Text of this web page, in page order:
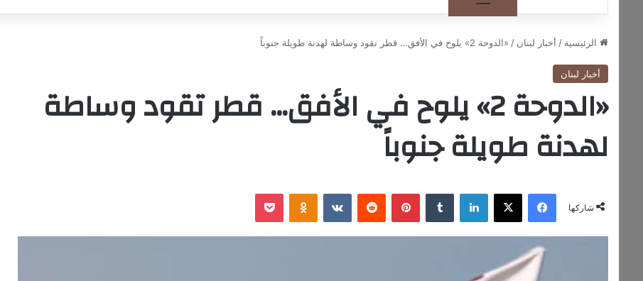
الرئيسية / أخبار لبنان / «الدوحة 2» يلوح في الأفق… قطر تقود وساطة لهدنة طويلة جنوباً
أخبار لبنان
«الدوحة 2» يلوح في الأفق… قطر تقود وساطة
لهدنة طويلة جنوباً
شاركها
فيسبوك ‫X لينكدإن ‏Tumblr بينتيريست ‏Reddit
‏VKontakte
Odnoklassniki
‫Pocket